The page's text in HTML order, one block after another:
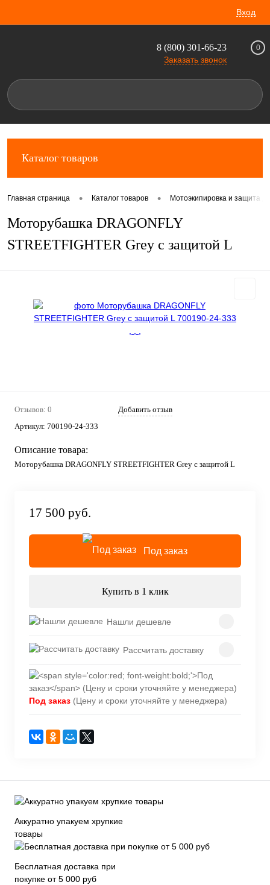
Вход
8 (800) 301-66-23
Заказать звонок
0
Каталог товаров
Главная страница • Каталог товаров • Мотоэкипировка и защита
Моторубашка DRAGONFLY
STREETFIGHTER Grey с защитой L
Отзывов: 0
Добавить отзыв
Артикул: 700190-24-333
Описание товара:
Моторубашка DRAGONFLY STREETFIGHTER Grey с защитой L
17 500 руб.
Под заказ
Купить в 1 клик
Нашли дешевле
Рассчитать доставку
Под заказ (Цену и сроки уточняйте у менеджера)
Аккуратно упакуем хрупкие
товары
Бесплатная доставка при
покупке от 5 000 руб